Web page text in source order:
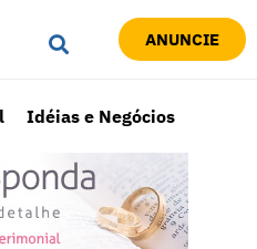
ANUNCIE
Idéias e Negócios